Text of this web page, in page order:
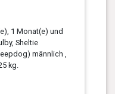
1 Monat(e) und
Sheltie
männlich ,
kg.